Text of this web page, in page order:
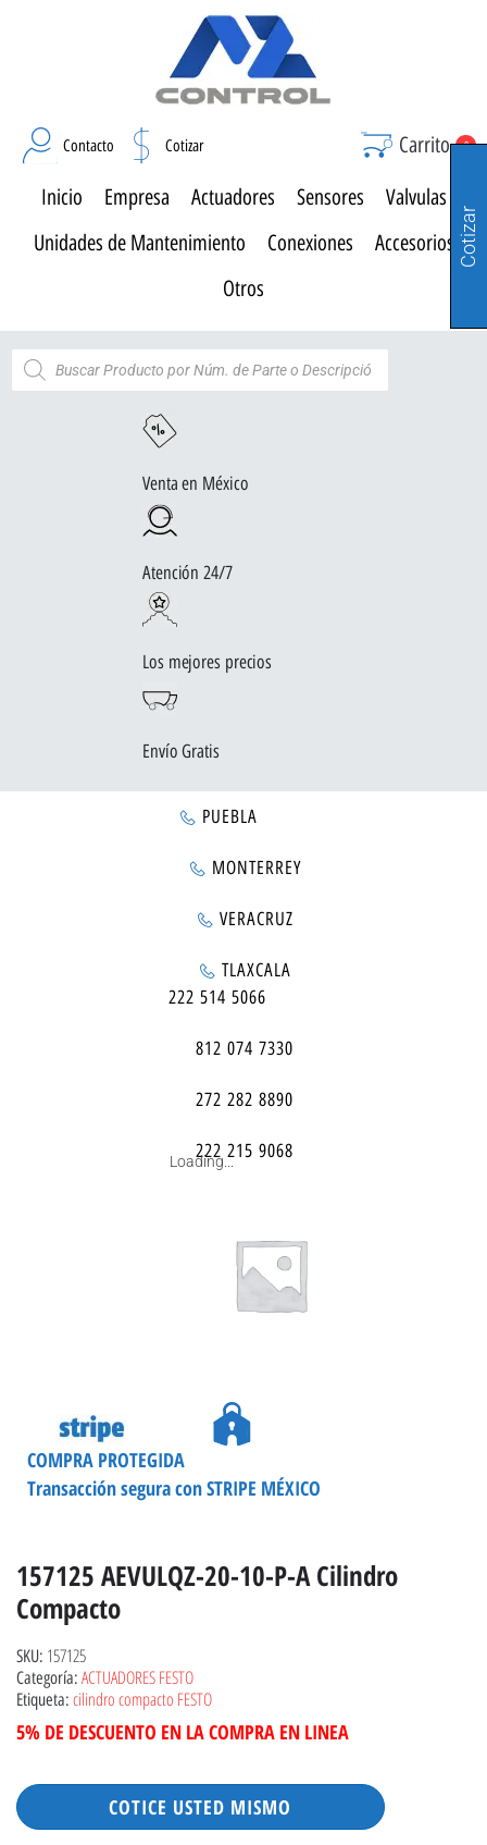
Contacto Cotizar Carrito 0
Inicio Empresa Actuadores Sensores
Valvulas
Unidades de Mantenimiento
Conexiones
Accesorios
Otros
Venta en México
Atención 24/7
Los mejores precios
Envío Gratis
PUEBLA
MONTERREY
VERACRUZ
TLAXCALA
222 514 5066
812 074 7330
272 282 8890
222 215 9068
Loading...
Transacción segura con STRIPE MÉXICO
COMPRA PROTEGIDA
157125 AEVULQZ-20-10-P-A Cilindro
Compacto
SKU: 157125
Categoría: ACTUADORES FESTO
Etiqueta: cilindro compacto FESTO
5% DE DESCUENTO EN LA COMPRA EN LINEA
COTICE USTED MISMO
Cotizar